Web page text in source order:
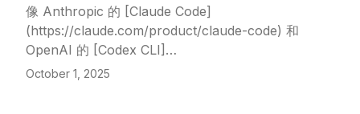
像 Anthropic 的 [Claude Code]
(https://claude.com/product/claude-code) 和
OpenAI 的 [Codex CLI]
(https://github.com/openai/codex) 这样的编码智能
October 1, 2025